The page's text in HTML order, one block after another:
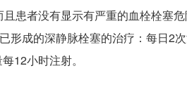
患者没有显示有严重的血栓栓塞
形成的深静脉栓塞的治疗：每日2
12小时注射。